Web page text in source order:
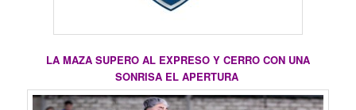
LA MAZA SUPERO AL EXPRESO Y CERRO CON UNA
SONRISA EL APERTURA